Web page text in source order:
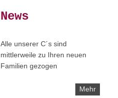
News
Alle unserer C´s sind
mittlerweile zu Ihren neuen
Familien gezogen
Mehr